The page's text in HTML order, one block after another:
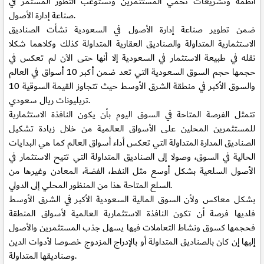
صناعة إدارة الأصول.
ضمن تطوير صناعة إدارة الأصول في السعودية نشأت الصناديق
الاستثمارية المتداولة والصناديق العقارية المتداولة كذلك وكلاهما شكلا
نقله في طبيعة الاستثمار في السعودية إلا أنها حتى الآن لم تعكس في
حجمها حجم السوق السعودية التي تعد ضمن أكبر 10 أسواق في العالم
والسوق الأكبر في منطقة الشرق الأوسط حيث تتجاوز القيمة السوقية 10
تريليونات ريال سعودي.
تتمثل الفرصة المتاحة في السوق اليوم بأن يكون النافذة الاستثمارية
للمستثمرين المحلين على الأسواق العالمية من خلال زيادة تشكيل
الصناديق المدارة المتداولة التي تعكس أداء أسواق العالم كما هي البدايات
الحالية في السوق، وصولا إلى الصناديق المتداولة التي تتيح الاستثمار في
الأصول السلعية بشكل أوسع مثل النفط، الفضة، المعادن وغيرها من
السلع المتاحة هذا من المنظور المحلي إلى الدولي.
بشكل معاكس ولأن السوق المالية السعودية الأكبر في الشرق الأوسط
فلديها فرصة أن تكون النافذة الاستثمارية العالمية لأسواق المنطقة
فحجمها كسوق ونشاط التعاملات فيها يسهل جذب المستثمرين والأصول
إليها إن كان بالصناديق المتداولة أو بالإدراج المزدوج خصوصا لأدوات الدين
وصناديقها المتداولة.